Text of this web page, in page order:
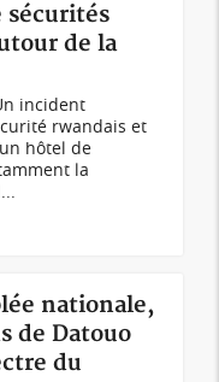
sécurités
de la
incident
rwandais et
hôtel de
la
nationale,
de Datouo
du